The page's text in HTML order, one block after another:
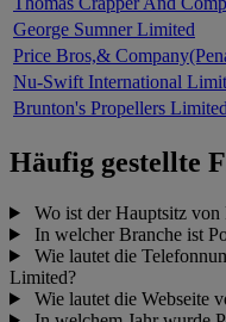
George Sumner Limited
Price Bros,&
Nu-Swift International
Brunton's Propellers Limited
Häufig gestellte
Wo ist der Hauptsitz
In welcher Branche ist
Wie lautet die
Limited?
Wie lautet die Webseite